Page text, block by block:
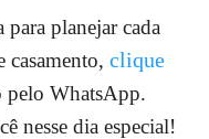
planejar cada
casamento, clique
pelo WhatsApp.
nesse dia especial!